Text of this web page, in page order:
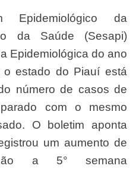
da Saúde (Sesapi)
Epidemiológica do ano
estado do Piauí está
número de casos de
com o mesmo
O boletim aponta
um aumento de
a 5° semana